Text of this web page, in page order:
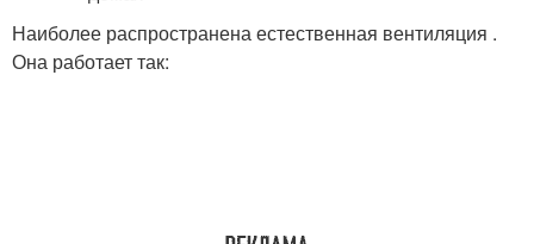
Наиболее распространена естественная вентиляция .
Она работает так: